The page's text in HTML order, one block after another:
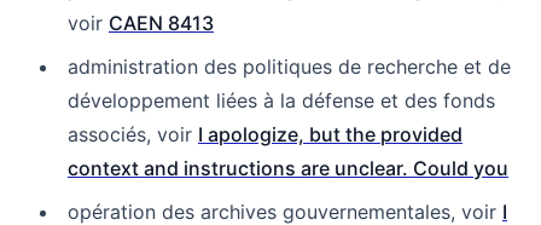
voir CAEN 8413
administration des politiques de recherche et de
développement liées à la défense et des fonds
associés, voir I apologize, but the provided
context and instructions are unclear. Could you
opération des archives gouvernementales, voir I